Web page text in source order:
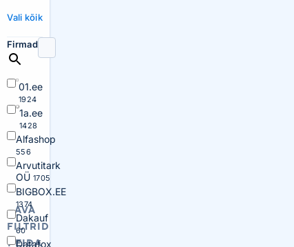
AVA
FILTRID
PEIDA
Vali kõik
Firmad
01.ee
1924
1a.ee
1428
Alfashop
556
Arvutitark
OÜ 1705
BIGBOX.EE
1374
Dakauf
60
Datafox